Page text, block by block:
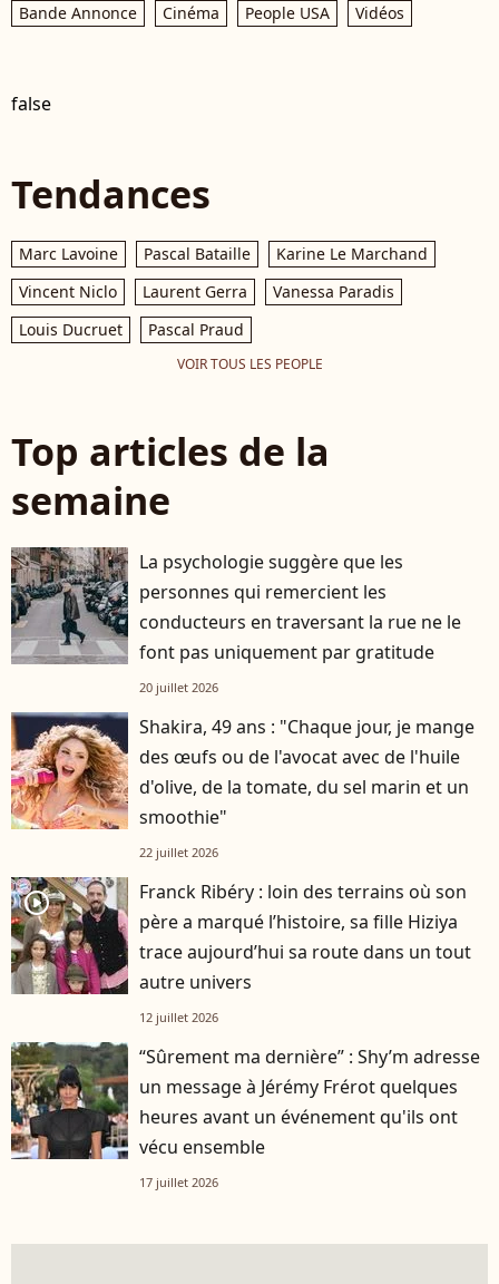
Bande Annonce Cinéma People USA Vidéos
false
Tendances
Marc Lavoine Pascal Bataille
Karine Le Marchand
Vincent Niclo
Laurent Gerra
Vanessa Paradis
Louis Ducruet
Pascal Praud
VOIR TOUS LES PEOPLE
Top articles de la
semaine
La psychologie suggère que les
personnes qui remercient les
conducteurs en traversant la rue ne le
font pas uniquement par gratitude
20 juillet 2026
Shakira, 49 ans : "Chaque jour, je mange
des œufs ou de l'avocat avec de l'huile
d'olive, de la tomate, du sel marin et un
smoothie"
22 juillet 2026
player2
Franck Ribéry : loin des terrains où son
père a marqué l’histoire, sa fille Hiziya
trace aujourd’hui sa route dans un tout
autre univers
12 juillet 2026
“Sûrement ma dernière” : Shy’m adresse
un message à Jérémy Frérot quelques
heures avant un événement qu'ils ont
vécu ensemble
17 juillet 2026